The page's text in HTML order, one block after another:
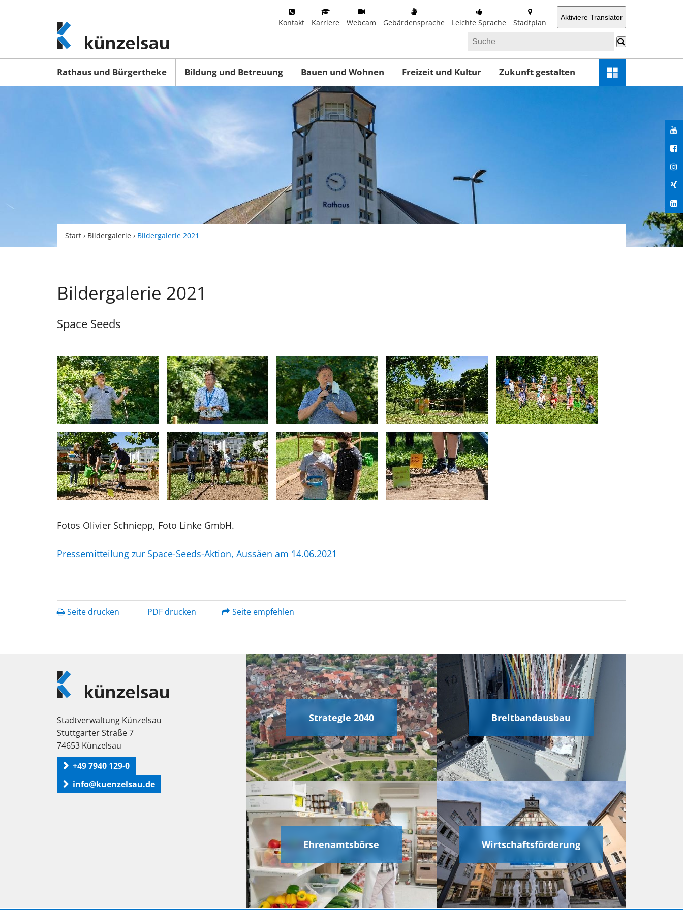
www.kuenzelsau.de
(zur
Startseite)
Kontakt Karriere Webcam Gebärdensprache Leichte Sprache Stadtplan
Aktiviere Translator
Rathaus und Bürgertheke Bildung und Betreuung Bauen und Wohnen Freizeit und Kultur Zukunft gestalten
Schnellzugriff-
Menü
Start › Bildergalerie › Bildergalerie 2021
Bildergalerie 2021
Space Seeds
Fotos Olivier Schniepp, Foto Linke GmbH.
Pressemitteilung zur Space-Seeds-Aktion, Aussäen am 14.06.2021
Seite drucken PDF drucken Seite empfehlen
Logo
Künzelsau
Stadtverwaltung Künzelsau
Stuttgarter Straße 7
74653 Künzelsau
+49 7940 129-0
info@kuenzelsau.de
Strategie 2040 Breitbandausbau
Ehrenamtsbörse Wirtschaftsförderung